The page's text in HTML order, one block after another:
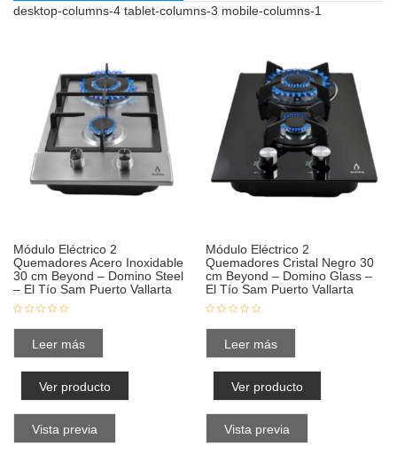
desktop-columns-4 tablet-columns-3 mobile-columns-1
Módulo Eléctrico 2
Quemadores Acero Inoxidable
30 cm Beyond – Domino Steel
– El Tío Sam Puerto Vallarta
Leer más
Ver producto
Vista previa
Módulo Eléctrico 2
Quemadores Cristal Negro 30
cm Beyond – Domino Glass –
El Tío Sam Puerto Vallarta
Leer más
Ver producto
Vista previa